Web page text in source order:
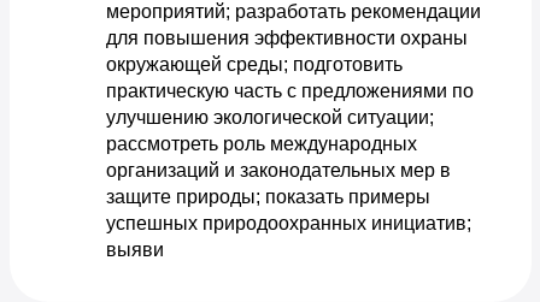
мероприятий; разработать рекомендации
для повышения эффективности охраны
окружающей среды; подготовить
практическую часть с предложениями по
улучшению экологической ситуации;
рассмотреть роль международных
организаций и законодательных мер в
защите природы; показать примеры
успешных природоохранных инициатив;
выяви